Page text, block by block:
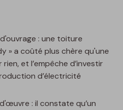
: une toiture
» a coûté plus chère qu'une
et l’empêche d’investir
d’électricité
: il constate qu’un